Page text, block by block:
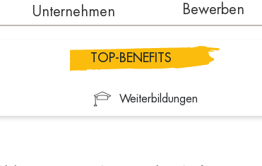
Unternehmen Bewerben
TOP-BENEFITS
Weiterbildungen